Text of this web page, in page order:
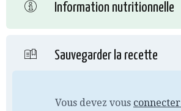
Information nutritionnelle
Sauvegarder la recette
Vous devez vous connecter